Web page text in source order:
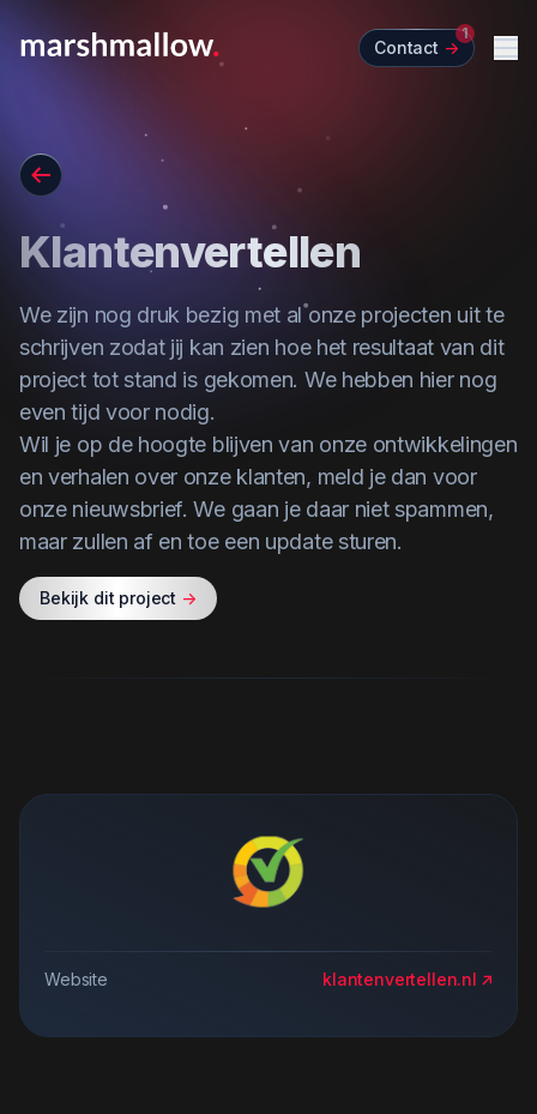
Contact ->
1
Go back
Klantenvertellen
We zijn nog druk bezig met al onze projecten uit te
schrijven zodat jij kan zien hoe het resultaat van dit
project tot stand is gekomen. We hebben hier nog
even tijd voor nodig.
Wil je op de hoogte blijven van onze ontwikkelingen
en verhalen over onze klanten, meld je dan voor
onze nieuwsbrief. We gaan je daar niet spammen,
maar zullen af en toe een update sturen.
Bekijk dit project ->
Website klantenvertellen.nl